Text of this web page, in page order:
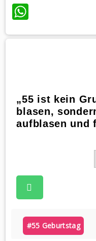
WhatsApp
„55 ist kein
blasen,
aufblasen und
#55 Geburtstag